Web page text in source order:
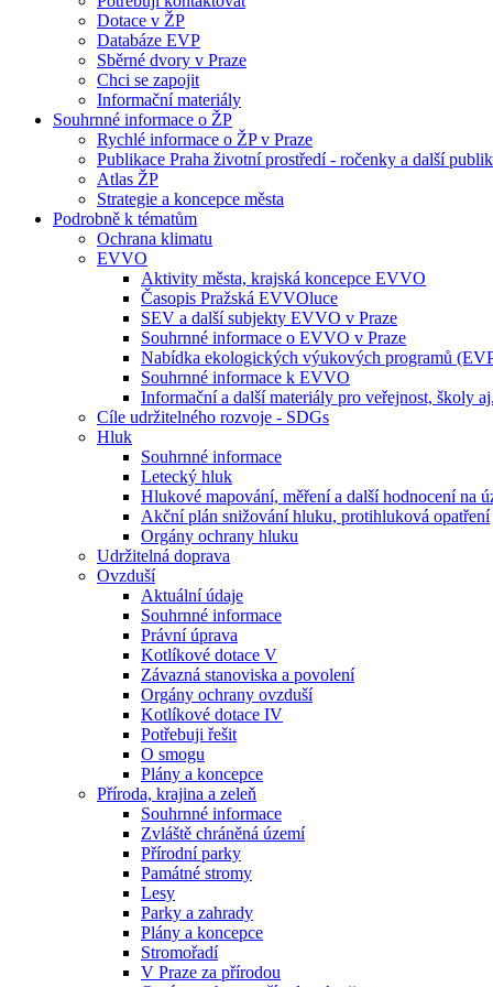
Dotace v ŽP
Databáze EVP
Sběrné dvory v Praze
Chci se zapojit
Informační materiály
Souhrnné informace o ŽP
Rychlé informace o ŽP v Praze
Publikace Praha životní prostředí - ročenky a další
Atlas ŽP
Strategie a koncepce města
Podrobně k tématům
Ochrana klimatu
EVVO
Aktivity města, krajská koncepce EVVO
Časopis Pražská EVVOluce
SEV a další subjekty EVVO v Praze
Souhrnné informace o EVVO v Praze
Nabídka ekologických výukových programů
Souhrnné informace k EVVO
Informační a další materiály pro veřejnost, školy aj.
Cíle udržitelného rozvoje - SDGs
Hluk
Souhrnné informace
Letecký hluk
Hlukové mapování, měření a další hodnocení na
Akční plán snižování hluku, protihluková opatření
Orgány ochrany hluku
Udržitelná doprava
Ovzduší
Aktuální údaje
Souhrnné informace
Právní úprava
Kotlíkové dotace V
Závazná stanoviska a povolení
Orgány ochrany ovzduší
Kotlíkové dotace IV
Potřebuji řešit
O smogu
Plány a koncepce
Příroda, krajina a zeleň
Souhrnné informace
Zvláště chráněná území
Přírodní parky
Památné stromy
Lesy
Parky a zahrady
Plány a koncepce
Stromořadí
V Praze za přírodou